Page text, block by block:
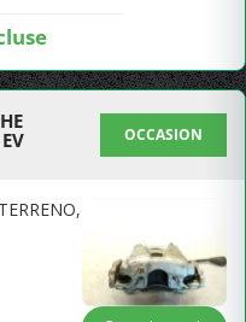
OCCASION